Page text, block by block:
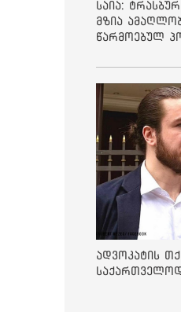
საია:
მზია
წარმოებულ
მეოთხე
ადვოკატის